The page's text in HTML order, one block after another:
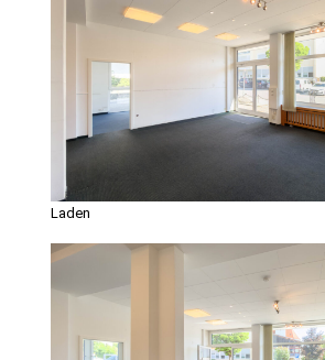
Laden